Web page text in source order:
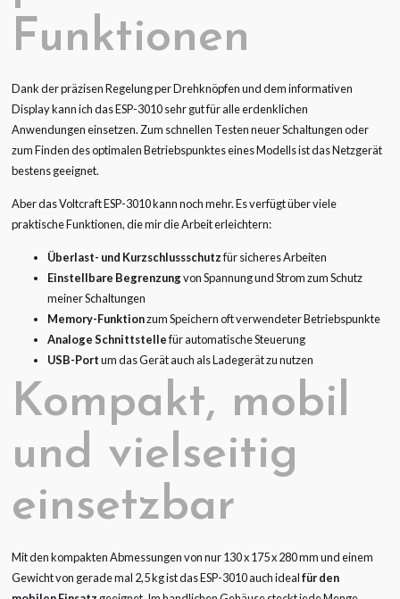
Funktionen
Dank der präzisen Regelung per Drehknöpfen und dem informativen
Display kann ich das ESP-3010 sehr gut für alle erdenklichen
Anwendungen einsetzen. Zum schnellen Testen neuer Schaltungen oder
zum Finden des optimalen Betriebspunktes eines Modells ist das Netzgerät
bestens geeignet.
Aber das Voltcraft ESP-3010 kann noch mehr. Es verfügt über viele
praktische Funktionen, die mir die Arbeit erleichtern:
Überlast- und Kurzschlussschutzfür sicheres Arbeiten
Einstellbare Begrenzungvon Spannung und Strom zum Schutz
meiner Schaltungen
Memory-Funktionzum Speichern oft verwendeter Betriebspunkte
Analoge Schnittstellefür automatische Steuerung
USB-Portum das Gerät auch als Ladegerät zu nutzen
Kompakt, mobil
und vielseitig
einsetzbar
Mit den kompakten Abmessungen von nur 130 x 175 x 280 mm und einem
Gewicht von gerade mal 2,5 kg ist das ESP-3010 auch idealfür den